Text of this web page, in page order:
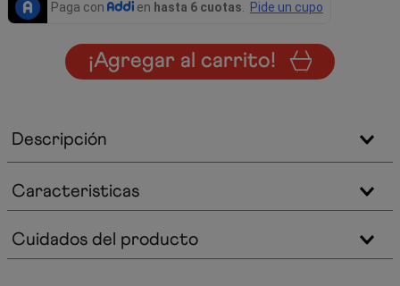
¡Agregar al carrito!
Descripción
Caracteristicas
Cuidados del producto